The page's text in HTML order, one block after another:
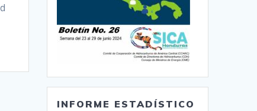
INFORME ESTADÍSTICO